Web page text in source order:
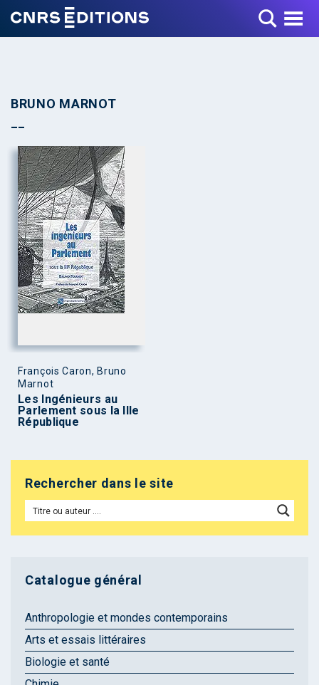
Toggle Menu
BRUNO MARNOT
François Caron, Bruno
Marnot
Les Ingénieurs au
Parlement sous la IIIe
République
Rechercher dans le site
Catalogue général
Anthropologie et mondes contemporains
Arts et essais littéraires
Biologie et santé